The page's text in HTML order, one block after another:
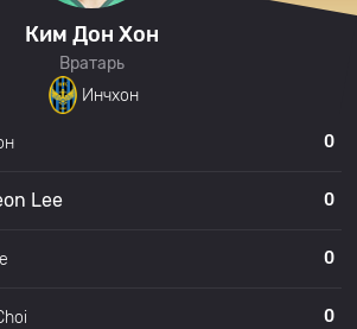
Ким Дон Хон
Вратарь
Инчхон
0
Lee 0
0
0